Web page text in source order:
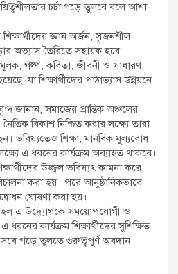
চর্চা গড়ে তুলবে বলে আশা
জ্ঞান অর্জন, সৃজনশীল
অভ্যাস তৈরিতে সহায়ক হবে।
গল্প, কবিতা, জীবনী ও সাধারণ
যা শিক্ষার্থীদের পাঠাভ্যাস উন্নয়নে
জানান, সমাজের প্রান্তিক অঞ্চলের
নৈতিক বিকাশ নিশ্চিত করার লক্ষ্যে তারা
ভবিষ্যতেও শিক্ষা, মানবিক মূল্যবোধ
এ ধরনের কার্যক্রম অব্যাহত থাকবে।
উজ্জ্বল ভবিষ্যৎ কামনা করে
করা হয়। পরে আনুষ্ঠানিকভাবে
ঘোষণা করা হয়।
এ উদ্যোগকে সময়োপযোগী ও
কার্যক্রম শিক্ষার্থীদের সুশিক্ষিত
গড়ে তুলতে গুরুত্বপূর্ণ অবদান